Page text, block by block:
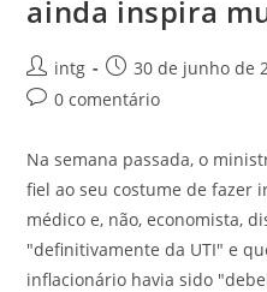
ainda inspira
intg 30 de junho de
0 comentário
Na semana passada, o
fiel ao seu costume de fazer
médico e, não, economista,
"definitivamente da UTI" e
inflacionário havia sido